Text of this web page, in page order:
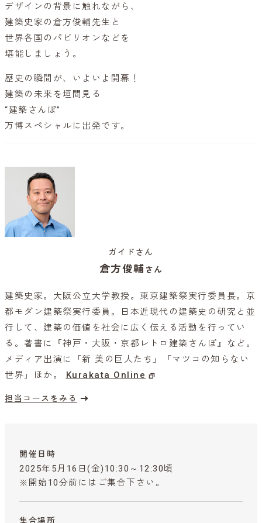
デザインの背景に触れながら、
建築史家の倉方俊輔先生と
世界各国のパビリオンなどを
堪能しましょう。
歴史の瞬間が、いよいよ開幕！
建築の未来を垣間見る
“建築さんぽ”
万博スペシャルに出発です。
ガイドさん
倉方俊輔さん
建築史家。大阪公立大学教授。東京建築祭実行委員長。京
都モダン建築祭実行委員。日本近現代の建築史の研究と並
行して、建築の価値を社会に広く伝える活動を行ってい
る。著書に『神戸・大阪・京都レトロ建築さんぽ』など。
メディア出演に「新 美の巨人たち」「マツコの知らない
世界」ほか。 Kurakata Online
担当コースをみる
開催日時
2025年5月16日(金)10:30～12:30頃
※開始10分前にはご集合下さい。
集合場所